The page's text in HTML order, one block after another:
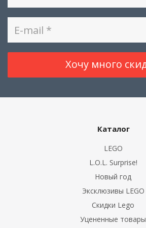
Каталог
LEGO
L.O.L. Surprise!
Новый год
Эксклюзивы LEGO
Скидки Lego
Уцененные товары